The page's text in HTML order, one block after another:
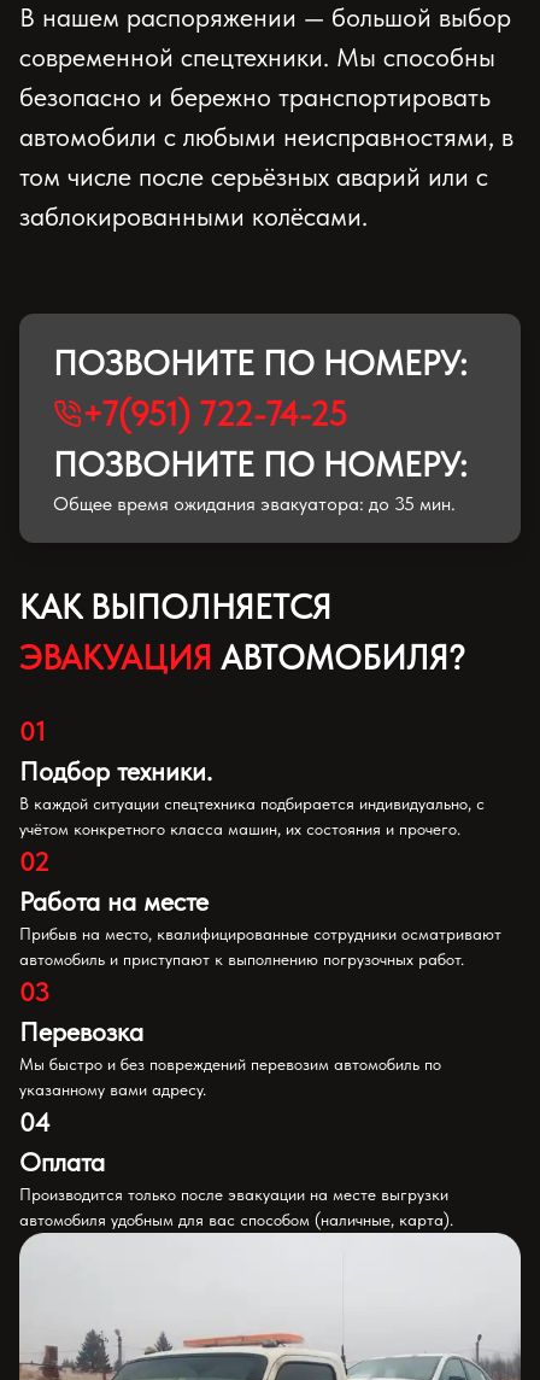
В нашем распоряжении — большой выбор
современной спецтехники. Мы способны
безопасно и бережно транспортировать
автомобили с любыми неисправностями, в
том числе после серьёзных аварий или с
заблокированными колёсами.
ПОЗВОНИТЕ ПО НОМЕРУ:
+7(951) 722-74-25
ПОЗВОНИТЕ ПО НОМЕРУ:
Общее время ожидания эвакуатора: до 35 мин.
КАК ВЫПОЛНЯЕТСЯ
ЭВАКУАЦИЯ АВТОМОБИЛЯ?
01
Подбор техники.
В каждой ситуации спецтехника подбирается индивидуально, с
учётом конкретного класса машин, их состояния и прочего.
02
Работа на месте
Прибыв на место, квалифицированные сотрудники осматривают
автомобиль и приступают к выполнению погрузочных работ.
03
Перевозка
Мы быстро и без повреждений перевозим автомобиль по
указанному вами адресу.
04
Оплата
Производится только после эвакуации на месте выгрузки
автомобиля удобным для вас способом (наличные, карта).